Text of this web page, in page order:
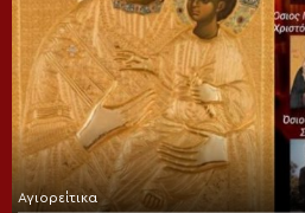
Αγιορείτικα